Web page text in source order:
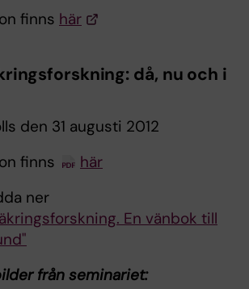
finns här
då, nu och i
den 31 augusti 2012
finns
här
ner
En vänbok till
från seminariet: